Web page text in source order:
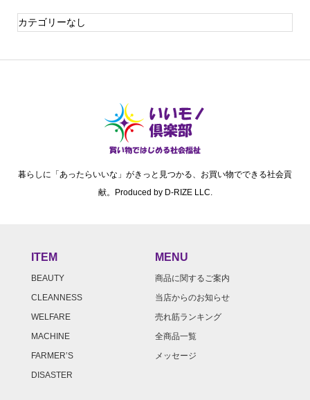
カテゴリーなし
暮らしに「あったらいいな」がきっと見つかる、お買い物でできる社会貢
献。Produced by D-RIZE LLC.
ITEM
BEAUTY
CLEANNESS
WELFARE
MACHINE
FARMER’S
DISASTER
MENU
商品に関するご案内
当店からのお知らせ
売れ筋ランキング
全商品一覧
メッセージ